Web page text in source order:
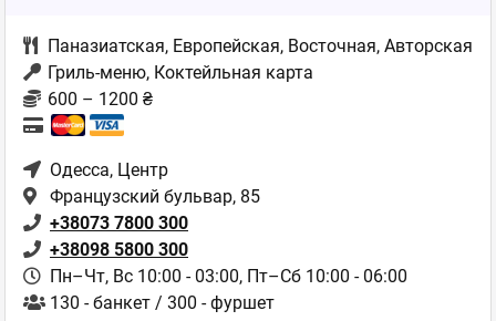
Паназиатская, Европейская, Восточная, Авторская
Гриль-меню, Коктейльная карта
600 – 1200 ₴
Одесса, Центр
Французский бульвар, 85
+38073 7800 300
+38098 5800 300
Пн–Чт, Вс 10:00 - 03:00, Пт–Сб 10:00 - 06:00
130 - банкет / 300 - фуршет